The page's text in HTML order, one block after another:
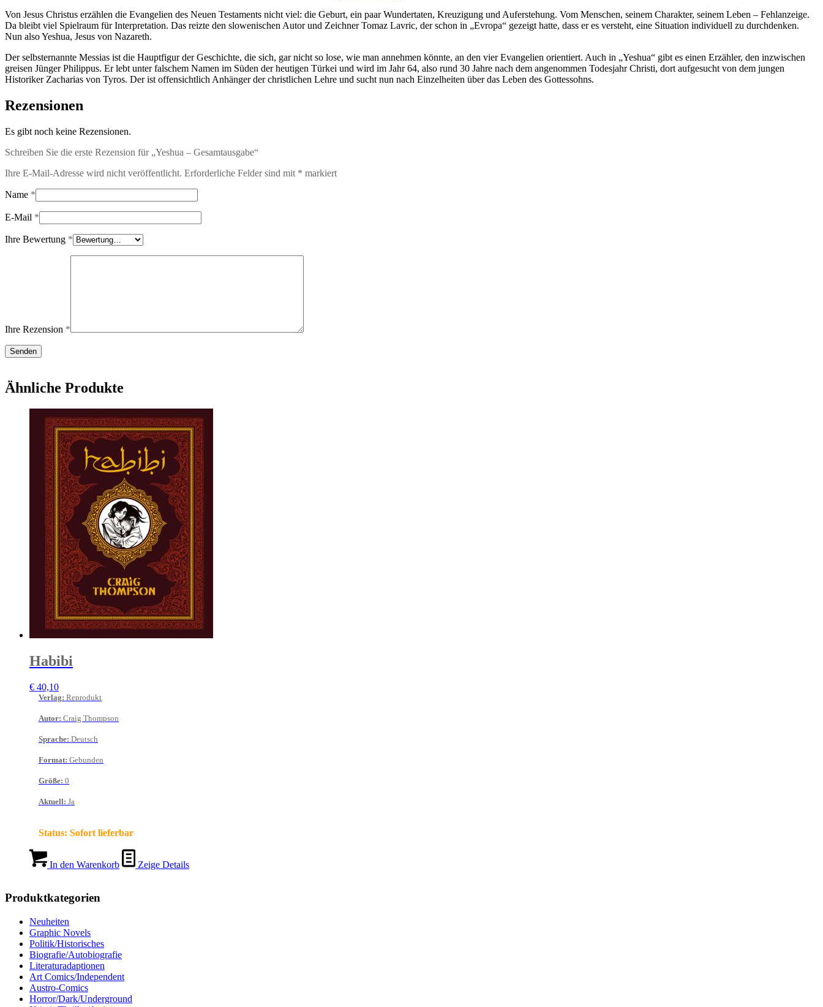
Von Jesus Christus erzählen die Evangelien des Neuen Testaments nicht viel: die Geburt, ein paar Wundertaten, Kreuzigung und Auferstehung. Vom Menschen, seinem Charakter, seinem Leben – Fehlanzeige.
Da bleibt viel Spielraum für Interpretation. Das reizte den slowenischen Autor und Zeichner Tomaz Lavric, der schon in „Evropa“ gezeigt hatte, dass er es versteht, eine Situation individuell zu durchdenken.
Nun also Yeshua, Jesus von Nazareth.
Der selbsternannte Messias ist die Hauptfigur der Geschichte, die sich, gar nicht so lose, wie man annehmen könnte, an den vier Evangelien orientiert. Auch in „Yeshua“ gibt es einen Erzähler, den inzwischen
greisen Jünger Philippus. Er lebt unter falschem Namen im Süden der heutigen Türkei und wird im Jahr 64, also rund 30 Jahre nach dem angenommen Todesjahr Christi, dort aufgesucht von dem jungen
Historiker Zacharias von Tyros. Der ist offensichtlich Anhänger der christlichen Lehre und sucht nun nach Einzelheiten über das Leben des Gottessohns.
Rezensionen
Es gibt noch keine Rezensionen.
Schreiben Sie die erste Rezension für „Yeshua – Gesamtausgabe“
Ihre E-Mail-Adresse wird nicht veröffentlicht. Erforderliche Felder sind mit * markiert
Name *
E-Mail *
Ihre Bewertung *
Ihre Rezension *
Ähnliche Produkte
Habibi
€ 40,10
Verlag: Reprodukt
Autor: Craig Thompson
Sprache: Deutsch
Format: Gebunden
Größe: 0
Aktuell: Ja
Status: Sofort lieferbar
In den Warenkorb Zeige Details
Produktkategorien
Neuheiten
Graphic Novels
Politik/Historisches
Biografie/Autobiografie
Literaturadaptionen
Art Comics/Independent
Austro-Comics
Horror/Dark/Underground